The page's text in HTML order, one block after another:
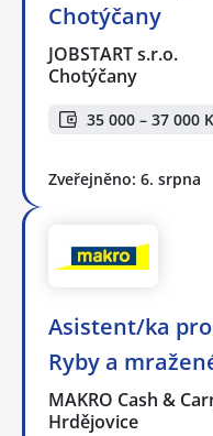
Chotýčany
JOBSTART s.r.o.
Chotýčany
35 000 – 37 000
Zveřejněno: 6. srpna
Asistent/ka
Ryby a
MAKRO Cash &
Hrdějovice